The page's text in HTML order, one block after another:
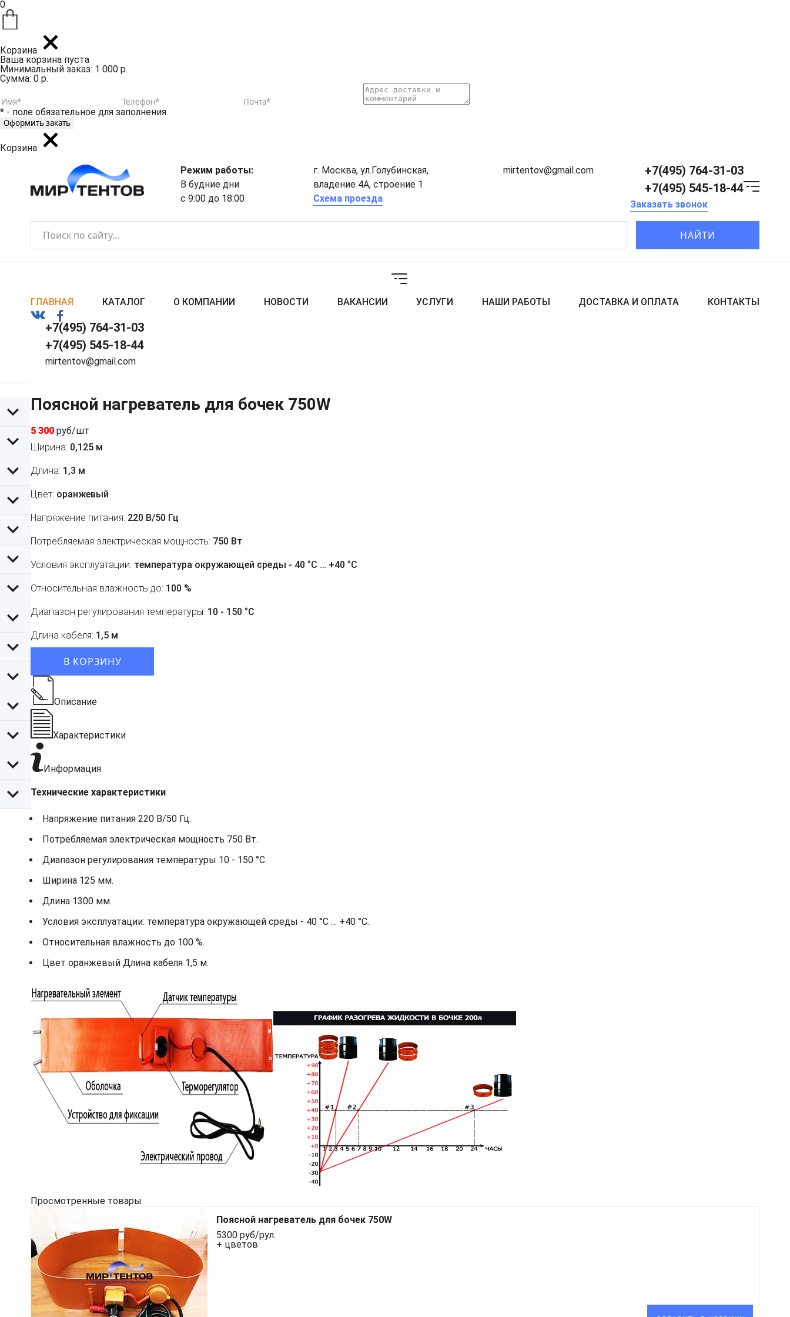
0
Корзина
Ваша корзина пуста
Минимальный заказ: 1 000 р.
Сумма: 0 р.
* - поле обязательное для заполнения
Корзина
Режим работы:
В будние дни
с 9:00 до 18:00
г. Москва, ул.Голубинская,
владение 4А, строение 1
Схема проезда
mirtentov@gmail.com
+7(495) 764-31-03
+7(495) 545-18-44
Заказать звонок
НАЙТИ
ГЛАВНАЯ КАТАЛОГ О КОМПАНИИ НОВОСТИ ВАКАНСИИ УСЛУГИ НАШИ РАБОТЫ ДОСТАВКА И ОПЛАТА КОНТАКТЫ
+7(495) 764-31-03
+7(495) 545-18-44
mirtentov@gmail.com
Поясной нагреватель для бочек 750W
5 300 руб/шт
Ширина: 0,125 м
Длина: 1,3 м
Цвет: оранжевый
Напряжение питания: 220 В/50 Гц
Потребляемая электрическая мощность: 750 Вт
Условия эксплуатации: температура окружающей среды - 40 °С … +40 °С
Относительная влажность до: 100 %
Диапазон регулирования температуры: 10 - 150 °С
Длина кабеля: 1,5 м
В КОРЗИНУ
Описание
Характеристики
Информация
Технические характеристики
Напряжение питания 220 В/50 Гц.
Потребляемая электрическая мощность 750 Вт.
Диапазон регулирования температуры 10 - 150 °С.
Ширина 125 мм.
Длина 1300 мм.
Условия эксплуатации: температура окружающей среды - 40 °С … +40 °С.
Относительная влажность до 100 %.
Цвет оранжевый Длина кабеля 1,5 м.
Просмотренные товары
Поясной нагреватель для бочек 750W
5300 руб/рул.
+ цветов